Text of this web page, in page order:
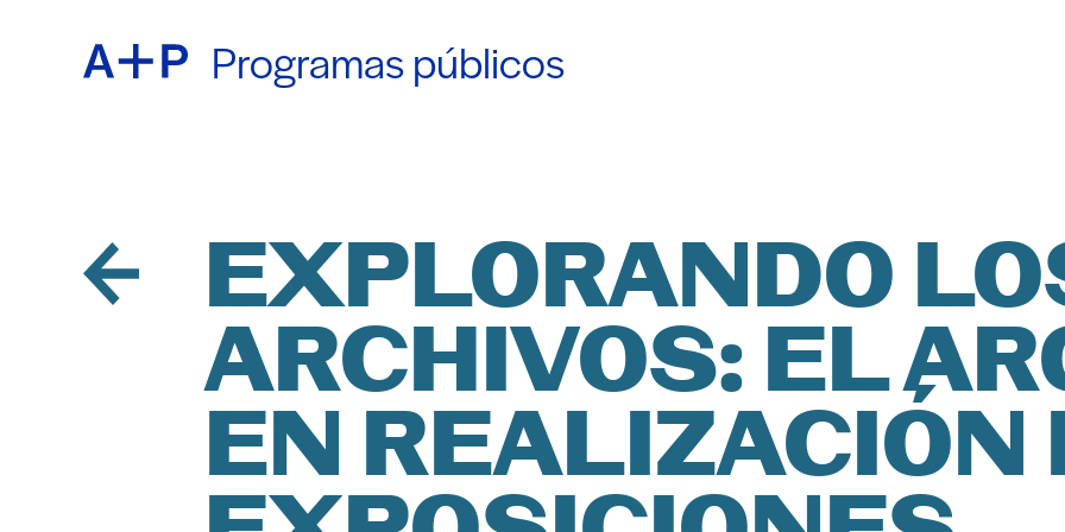
Programas públicos
EDUCACIÓN
JUVENTUD
ESPAÑOL
普通话
EXPLORANDO
ARCHIVOS: EL
EN REALIZACIÓN